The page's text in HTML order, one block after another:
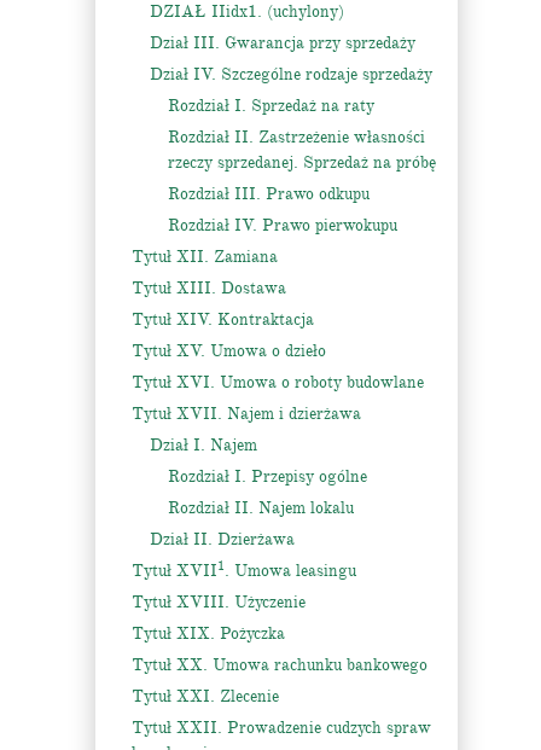
DZIAŁ IIidx1. (uchylony)
Dział III. Gwarancja przy sprzedaży
Dział IV. Szczególne rodzaje sprzedaży
Rozdział I. Sprzedaż na raty
Rozdział II. Zastrzeżenie własności
rzeczy sprzedanej. Sprzedaż na próbę
Rozdział III. Prawo odkupu
Rozdział IV. Prawo pierwokupu
Tytuł XII. Zamiana
Tytuł XIII. Dostawa
Tytuł XIV. Kontraktacja
Tytuł XV. Umowa o dzieło
Tytuł XVI. Umowa o roboty budowlane
Tytuł XVII. Najem i dzierżawa
Dział I. Najem
Rozdział I. Przepisy ogólne
Rozdział II. Najem lokalu
Dział II. Dzierżawa
Tytuł XVII1. Umowa leasingu
Tytuł XVIII. Użyczenie
Tytuł XIX. Pożyczka
Tytuł XX. Umowa rachunku bankowego
Tytuł XXI. Zlecenie
Tytuł XXII. Prowadzenie cudzych spraw